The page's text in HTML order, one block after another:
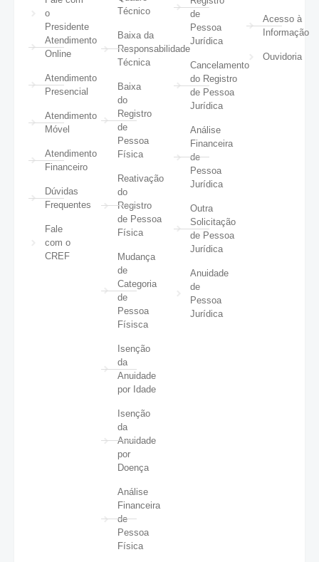
o
Presidente
Atendimento
Online
Atendimento
Presencial
Atendimento
Móvel
Atendimento
Financeiro
Dúvidas
Frequentes
Fale
com o
CREF
Técnico
Baixa da
Responsabilidade
Técnica
Baixa
do
Registro
de
Pessoa
Física
Reativação
do
Registro
de Pessoa
Física
Mudança
de
Categoria
de
Pessoa
Físisca
Isenção
da
Anuidade
por Idade
Isenção
da
Anuidade
por
Doença
Análise
Financeira
de
Pessoa
Física
de
Pessoa
Jurídica
Cancelamento
do Registro
de Pessoa
Jurídica
Análise
Financeira
de
Pessoa
Jurídica
Outra
Solicitação
de Pessoa
Jurídica
Anuidade
de
Pessoa
Jurídica
Acesso à
Informação
Ouvidoria